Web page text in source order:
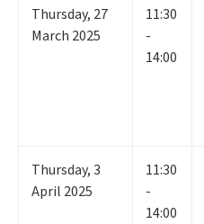
Thursday, 27
March 2025
11:30
-
14:00
Thursday,3
April 2025
11:30
-
14:00